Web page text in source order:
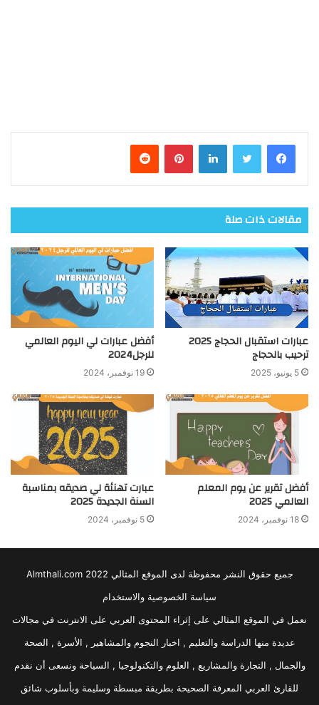
فيسبوك تويتر لينكدإن بينتيريست
مقالات ذات صلة
عبارات استقبال الحجاج 2025
ترحيب بالحجاج
5 يونيو، 2025
أفضل عبارات لي اليوم العالمي
للرجل2024
19 نوفمبر، 2024
أفضل تقرير عن يوم المعلم
العالمي 2025
18 نوفمبر، 2024
عبارت تهنئة لي صديقه بمناسبة
السنة الجديدة 2025
5 نوفمبر، 2024
جميع حقوق النشر محفوظة لدى الموقع المثالي 2022 Almthali.com
سياسة الخصوصية والاستخدام
نعمل في الموقع المثالي على إثراء المحتوى العربي على الانترنت في مجالات
عديدة منها الدراسة والتعليم , اخبار النجوم والمشاهير , الأسرة , الصحة
والجمال , التجارة والمشاريع , العلوم والتكنولوجيا , السياحة ونسعى أن نقدم
للقارئ العربي المعرفة الصحيحة بطريقة مبسطة وسليمة وبأسلوب شائق